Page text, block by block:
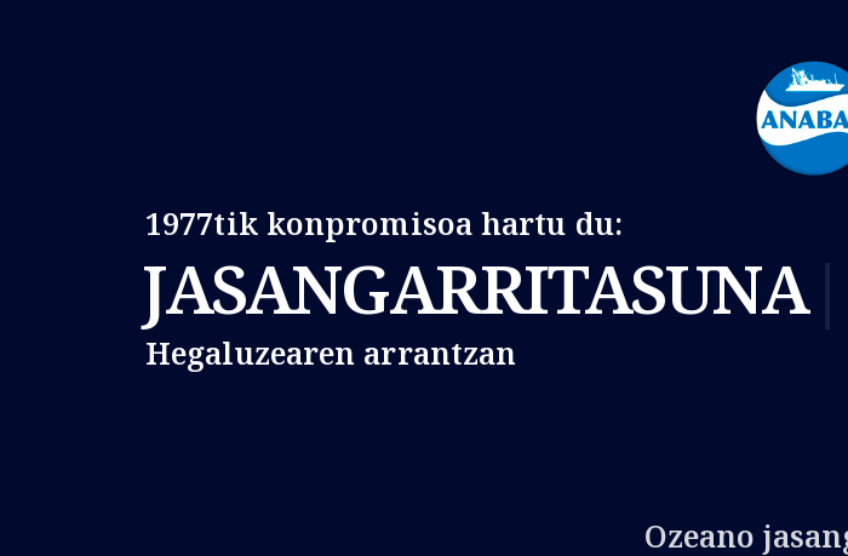
1977tik konpromisoa hartu du:
JASANGARRITASUNA
Hegaluzearen arrantzan
Ozeano